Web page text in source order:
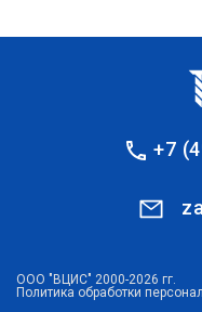
+7
ООО "ВЦИС" 2000-2026 гг.
Политика обработки